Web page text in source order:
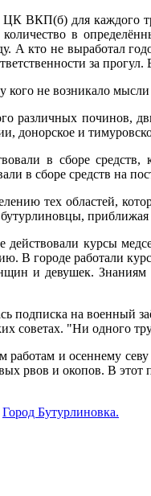
ВКП(б) для каждого
количество в
А кто не выработал
за
кого не возникало
различных починов,
и
в сборе
в сборе средств на
тех областей,
курсы
В городе работали
и девушек. Знаниям
подписка на военный
советах. "Ни одного
работам и осеннему
рвов и окопов. В этот
Город Бутурлиновка.